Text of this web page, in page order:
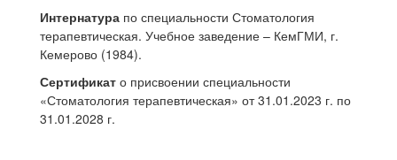
Интернатура по специальности Стоматология
терапевтическая. Учебное заведение – КемГМИ, г.
Кемерово (1984).
Сертификат о присвоении специальности
«Стоматология терапевтическая» от 31.01.2023 г. по
31.01.2028 г.